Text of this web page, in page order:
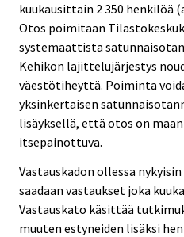
kuukausittain 2 350 henkilöä
Otos poimitaan
systemaattista
Kehikon lajittelujärjestys
väestötiheyttä. Poiminta
yksinkertaisen
lisäyksellä, että otos on
itsepainottuva.
Vastauskadon ollessa
saadaan vastaukset joka
Vastauskato käsittää
muuten estyneiden lisäksi